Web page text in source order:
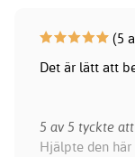
(5
Det är lätt att
5 av 5 tyckte
Hjälpte den här